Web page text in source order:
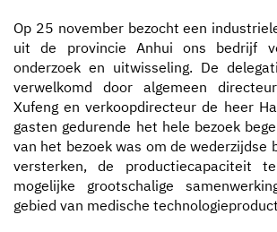
Blog
Contact
Op 25 november bezocht een
uit de provincie Anhui ons bedrijf
onderzoek en uitwisseling. De
verwelkomd door algemeen
Xufeng en verkoopdirecteur de heer
gasten gedurende het hele bezoek
van het bezoek was om de wederzijdse
versterken, de productiecapaciteit
mogelijke grootschalige
gebied van medische